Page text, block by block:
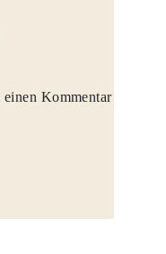
Kommentar